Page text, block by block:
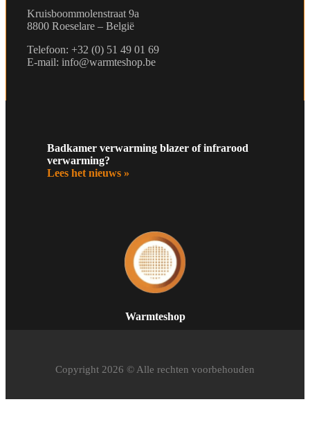
Kruisboommolenstraat 9a
8800 Roeselare – België
Telefoon: +32 (0) 51 49 01 69
E-mail: info@warmteshop.be
Badkamer verwarming blazer of infrarood
verwarming?
Lees het nieuws »
Warmteshop
Copyright 2026 © Alle rechten voorbehouden